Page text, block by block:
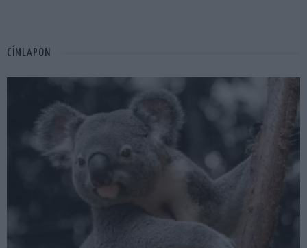
CÍMLAPON